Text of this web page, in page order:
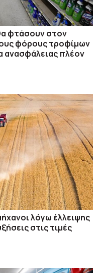
φτάσουν στον
φόρους τροφίμων
ανασφάλειας πλέον
λόγω έλλειψης
στις τιμές